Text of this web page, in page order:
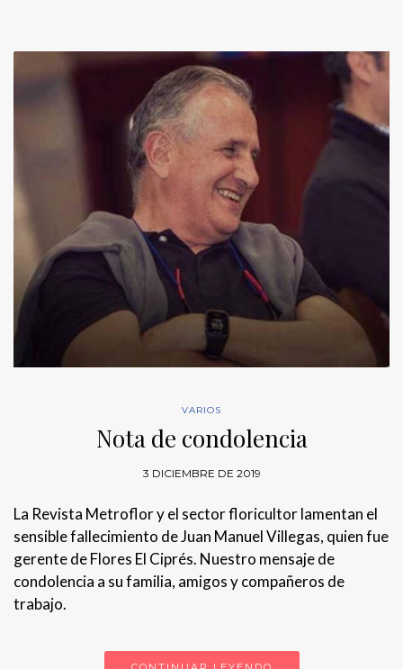
VARIOS
Nota de condolencia
3 DICIEMBRE DE 2019
La Revista Metroflor y el sector floricultor lamentan el
sensible fallecimiento de Juan Manuel Villegas, quien fue
gerente de Flores El Ciprés. Nuestro mensaje de
condolencia a su familia, amigos y compañeros de
trabajo.